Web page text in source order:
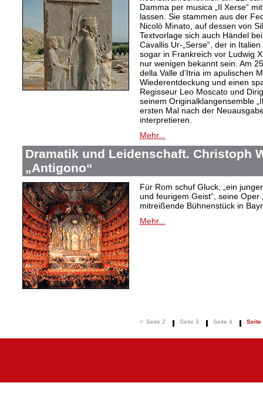
Damma per musica „Il Xerse“
lassen. Sie stammen aus der
Nicolò Minato, auf dessen von
Textvorlage sich auch Händel
Cavallis Ur-„Serse“, der in
sogar in Frankreich vor Ludwig
nur wenigen bekannt sein. Am
della Valle d’Itria im apulischen
Wiederentdeckung und einen
Regisseur Leo Moscato und
seinem Originalklangensemble
ersten Mal nach der
interpretieren.
Mehr...
Dramatik und Leidenschaft. Christoph
„Antigono“
Für Rom schuf Gluck, „ein
und feurigem Geist“, seine Oper
mitreißende Bühnenstück in
Mehr...
< Seite 2 Seite 3 Seite 4 Seite